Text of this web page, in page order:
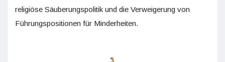
religiöse Säuberungspolitik und die Verweigerung von
Führungspositionen für Minderheiten.